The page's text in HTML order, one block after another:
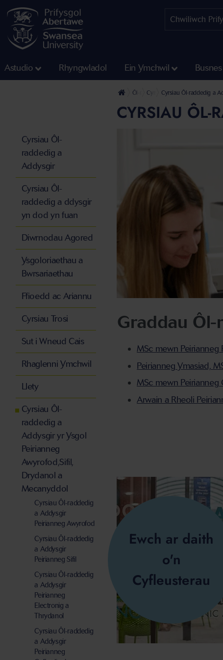
Astudio Rhyngwladol Ein Ymchwil Busnes
Ôl-raddedigCyrsiau Ôl-raddedig a
Cyrsiau Ôl-raddedig a
CYRSIAU ÔL-
Graddau
MSc mewn Peirianneg
Peirianneg Ymasiad,
MSc mewn Peirianneg
Arwain a Rheoli
Ewch ar daith
o'n
Cyfleusterau
Cyrsiau Ôl-
raddedig a
Addysgir
Cyrsiau Ôl-
raddedig a ddysgir
yn dod yn fuan
Diwrnodau Agored
Ysgoloriaethau a
Bwrsariaethau
Ffioedd ac Ariannu
Cyrsiau Trosi
Sut i Wneud Cais
Rhaglenni Ymchwil
Llety
Cyrsiau Ôl-
raddedig a
Addysgir yr Ysgol
Peirianneg
Awyrofod,Sifil,
Drydanol a
Mecanyddol
Cyrsiau Ôl-raddedig
a Addysgir
Peirianneg Awyrofod
Cyrsiau Ôl-raddedig
a Addysgir
Peirianneg Sifil
Cyrsiau Ôl-raddedig
a Addysgir
Peirianneg
Electronig a
Thrydanol
Cyrsiau Ôl-raddedig
a Addysgir
Peirianneg